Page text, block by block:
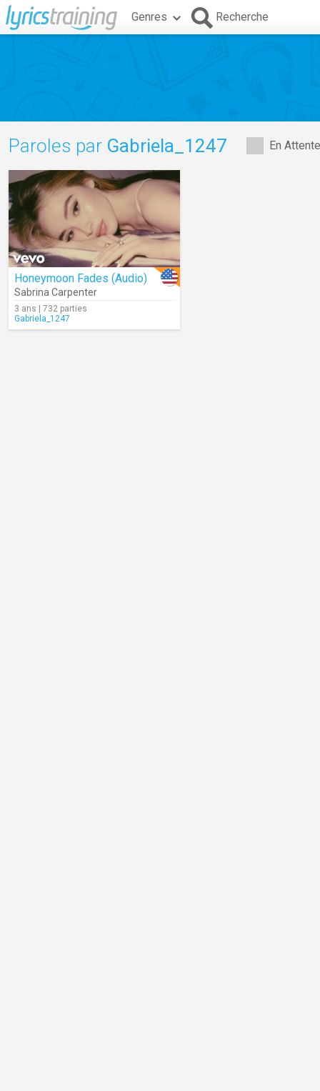
Genres Recherche
En
Paroles par Gabriela_1247
Honeymoon Fades (Audio)
Sabrina Carpenter
3 ans | 732 parties
Gabriela_1247